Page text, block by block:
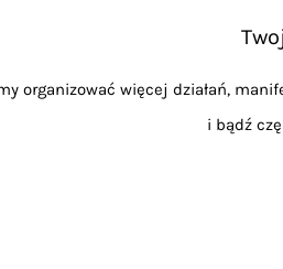
organizować więcej działań,
i bądź